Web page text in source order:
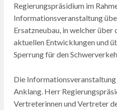
Regierungspräsidium im
Informationsveranstaltung
Ersatzneubau, in welcher über
aktuellen Entwicklungen und
Sperrung für den
Die
Anklang. Herr
Vertreterinnen und Vertreter